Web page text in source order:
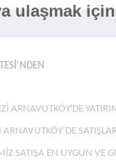
ulaşmak için
ARNAVUTKÖY'DE
SATIŞA EN UYGUN VE